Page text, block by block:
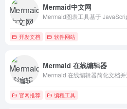
Mermaid中文网
开发文档 软件网站
Mermaid 在线编辑器
官网推荐 编程工具